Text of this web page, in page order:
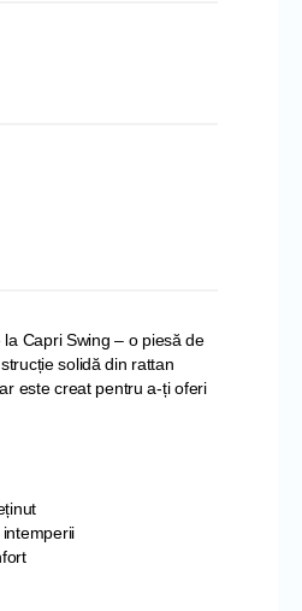
Capri Swing – o piesă de
solidă din rattan
este creat pentru a-ți oferi